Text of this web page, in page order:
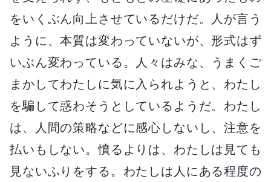
をいくぶん向上させているだけだ。人が言う
ように、本質は変わっていないが、形式はず
いぶん変わっている。人々はみな、うまくご
まかしてわたしに気に入られようと、わたし
を騙して惑わそうとしているようだ。わたし
は、人間の策略などに感心しないし、注意を
払いもしない。憤るよりは、わたしは見ても
見ないふりをする。わたしは人にある程度の